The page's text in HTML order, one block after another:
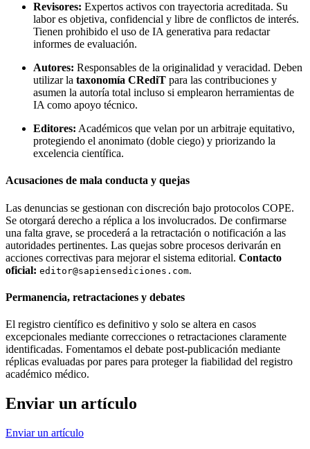
Revisores: Expertos activos con trayectoria acreditada. Su
labor es objetiva, confidencial y libre de conflictos de interés.
Tienen prohibido el uso de IA generativa para redactar
informes de evaluación.
Autores: Responsables de la originalidad y veracidad. Deben
utilizar la taxonomía CRediT para las contribuciones y
asumen la autoría total incluso si emplearon herramientas de
IA como apoyo técnico.
Editores: Académicos que velan por un arbitraje equitativo,
protegiendo el anonimato (doble ciego) y priorizando la
excelencia científica.
Acusaciones de mala conducta y quejas
Las denuncias se gestionan con discreción bajo protocolos COPE.
Se otorgará derecho a réplica a los involucrados. De confirmarse
una falta grave, se procederá a la retractación o notificación a las
autoridades pertinentes. Las quejas sobre procesos derivarán en
acciones correctivas para mejorar el sistema editorial. Contacto
oficial: editor@sapiensediciones.com.
Permanencia, retractaciones y debates
El registro científico es definitivo y solo se altera en casos
excepcionales mediante correcciones o retractaciones claramente
identificadas. Fomentamos el debate post-publicación mediante
réplicas evaluadas por pares para proteger la fiabilidad del registro
académico médico.
Enviar un artículo
Enviar un artículo